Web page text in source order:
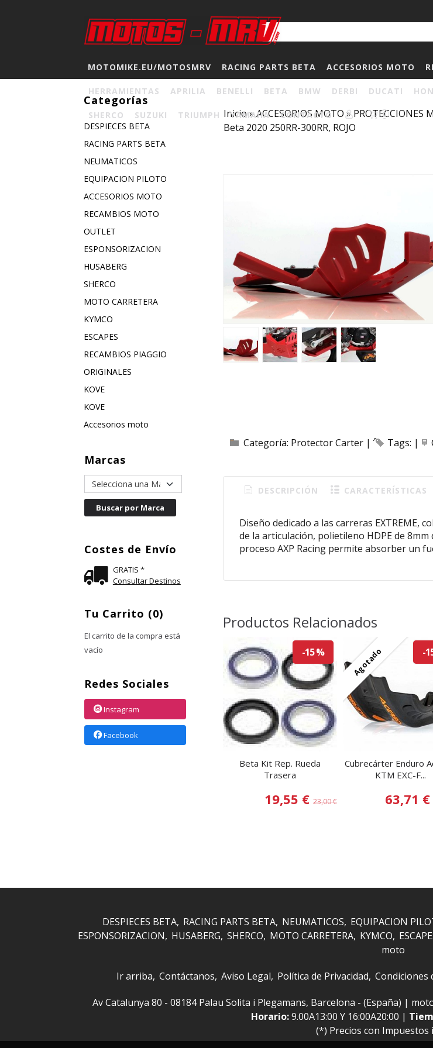
MOTOMIKE.EU/MOTOSMRV RACING PARTS BETA ACCESORIOS MOTO
HERRAMIENTAS APRILIA BENELLI BETA BMW DERBI DUCATI
SHERCO SUZUKI TRIUMPH YAMAHA CONTACTO 0
Categorías
DESPIECES BETA
RACING PARTS BETA
NEUMATICOS
EQUIPACION PILOTO
ACCESORIOS MOTO
RECAMBIOS MOTO
OUTLET
ESPONSORIZACION
HUSABERG
SHERCO
MOTO CARRETERA
KYMCO
ESCAPES
RECAMBIOS PIAGGIO
ORIGINALES
KOVE
KOVE
Accesorios moto
Marcas
Costes de Envío
GRATIS *
Consultar Destinos
Tu Carrito (0)
El carrito de la compra está
vacío
Redes Sociales
Instagram
Facebook
Inicio»ACCESORIOS MOTO»PROTECCIONES
Beta 2020 250RR-300RR, ROJO
Categoría: Protector Carter| Tags: |
DESCRIPCIÓN CARACTERÍSTICAS
Diseño dedicado a las carreras EXTREME,
de la articulación, polietileno HDPE de
proceso AXP Racing permite absorber un
Productos Relacionados
-15 %
Beta Kit Rep. Rueda
Trasera
19,55 €23,00 €
Agotado -
Cubrecárter Enduro
KTM EXC-F...
63,71 €
DESPIECES BETA RACING PARTS BETA NEUMATICOS EQUIPACION
ESPONSORIZACION
HUSABERG SHERCO MOTO CARRETERA KYMCO
moto
Ir arriba Contáctanos Aviso Legal Política de Privacidad Condiciones
Av Catalunya 80 - 08184 Palau Solita i Plegamans, Barcelona - (España) |
Horario:9.00A13:00 Y 16:00A20:00 |
(*) Precios con Impuestos